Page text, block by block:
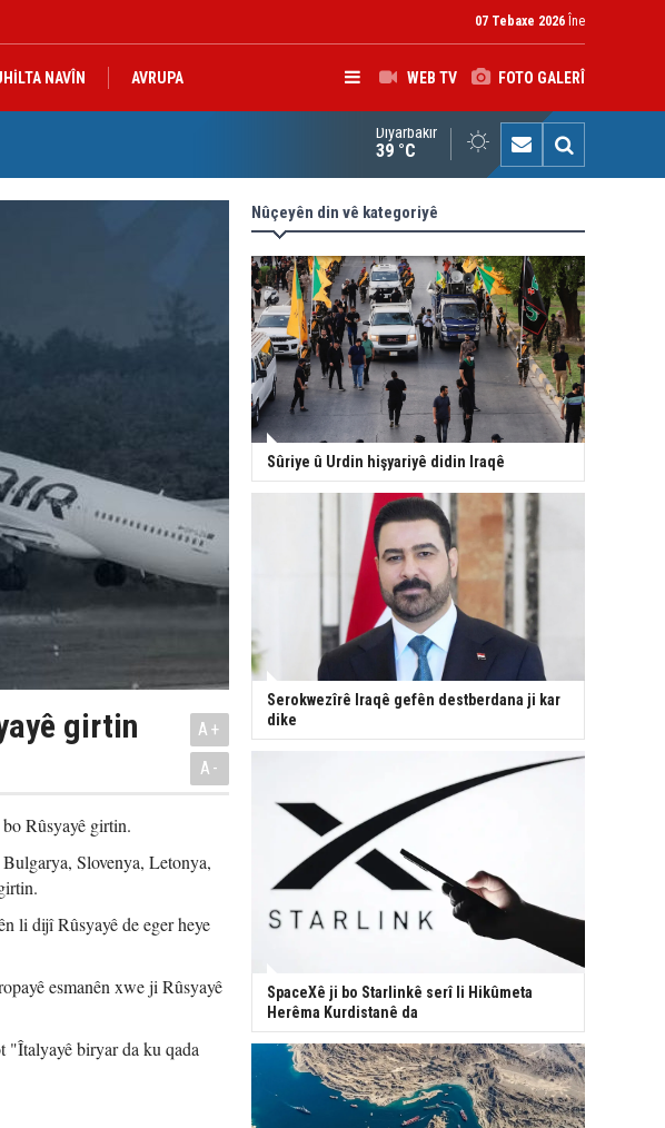
07 Tebaxe 2026 Îne
WEB TV FOTO GALERÎ
NAVÎN AVRUPA
Saman
Nêçîrvan Barzanî: Divê çek tenê di destê dewletê de bin
Diyarbakır
39 °C
girtin
A+
A-
Rûsyayê girtin.
Slovenya, Letonya,
li dijî Rûsyayê de eger heye
esmanên xwe ji Rûsyayê
biryar da ku qada
Nûçeyên din vê kategoriyê
Sûriye û Urdin hişyariyê didin Iraqê
Serokwezîrê Iraqê gefên destberdana ji kar
dike
SpaceXê ji bo Starlinkê serî li Hikûmeta
Herêma Kurdistanê da